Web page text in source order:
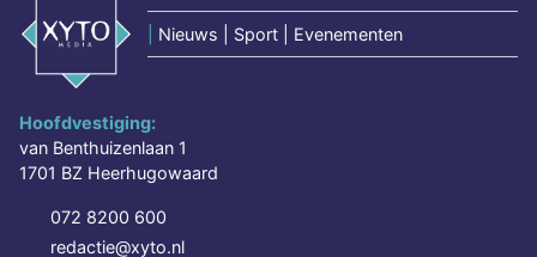
Nieuws | Sport | Evenementen
Hoofdvestiging:
van Benthuizenlaan 1
1701 BZ Heerhugowaard
072 8200 600
redactie@xyto.nl